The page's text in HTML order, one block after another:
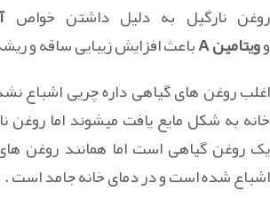
روغن نارگیل به دلیل داشتن خواص
وویتامین A باعث افزایش زیبایی ساقه و
اغلب روغن های گیاهی داره چریی اشباع
خانه به شکل مایع یافت میشوند اما روغن
یک روغن گیاهی است اما همانند روغن
اشباع شده است و در دمای خانه جامد است .